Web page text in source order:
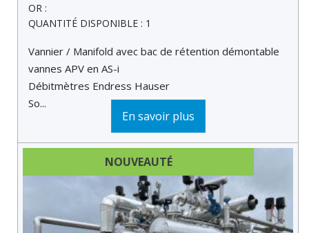
OR :
QUANTITÉ DISPONIBLE : 1
En savoir plus
Vannier / Manifold avec bac de rétention démontable
vannes APV en AS-i
Débitmètres Endress Hauser
So...
NOUVEAUTÉ